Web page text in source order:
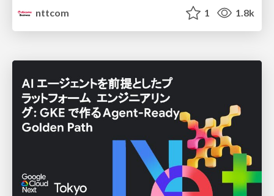
nttcom
1 1.8k